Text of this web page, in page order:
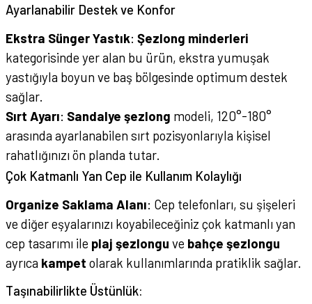
Ayarlanabilir Destek ve Konfor
Ekstra Sünger Yastık: Şezlong minderleri
kategorisinde yer alan bu ürün, ekstra yumuşak
yastığıyla boyun ve baş bölgesinde optimum destek
sağlar.
Sırt Ayarı: Sandalye şezlong modeli, 120°-180°
arasında ayarlanabilen sırt pozisyonlarıyla kişisel
rahatlığınızı ön planda tutar.
Çok Katmanlı Yan Cep ile Kullanım Kolaylığı
Organize Saklama Alanı: Cep telefonları, su şişeleri
ve diğer eşyalarınızı koyabileceğiniz çok katmanlı yan
cep tasarımı ile plaj şezlongu ve bahçe şezlongu
ayrıca kampet olarak kullanımlarında pratiklik sağlar.
Taşınabilirlikte Üstünlük: